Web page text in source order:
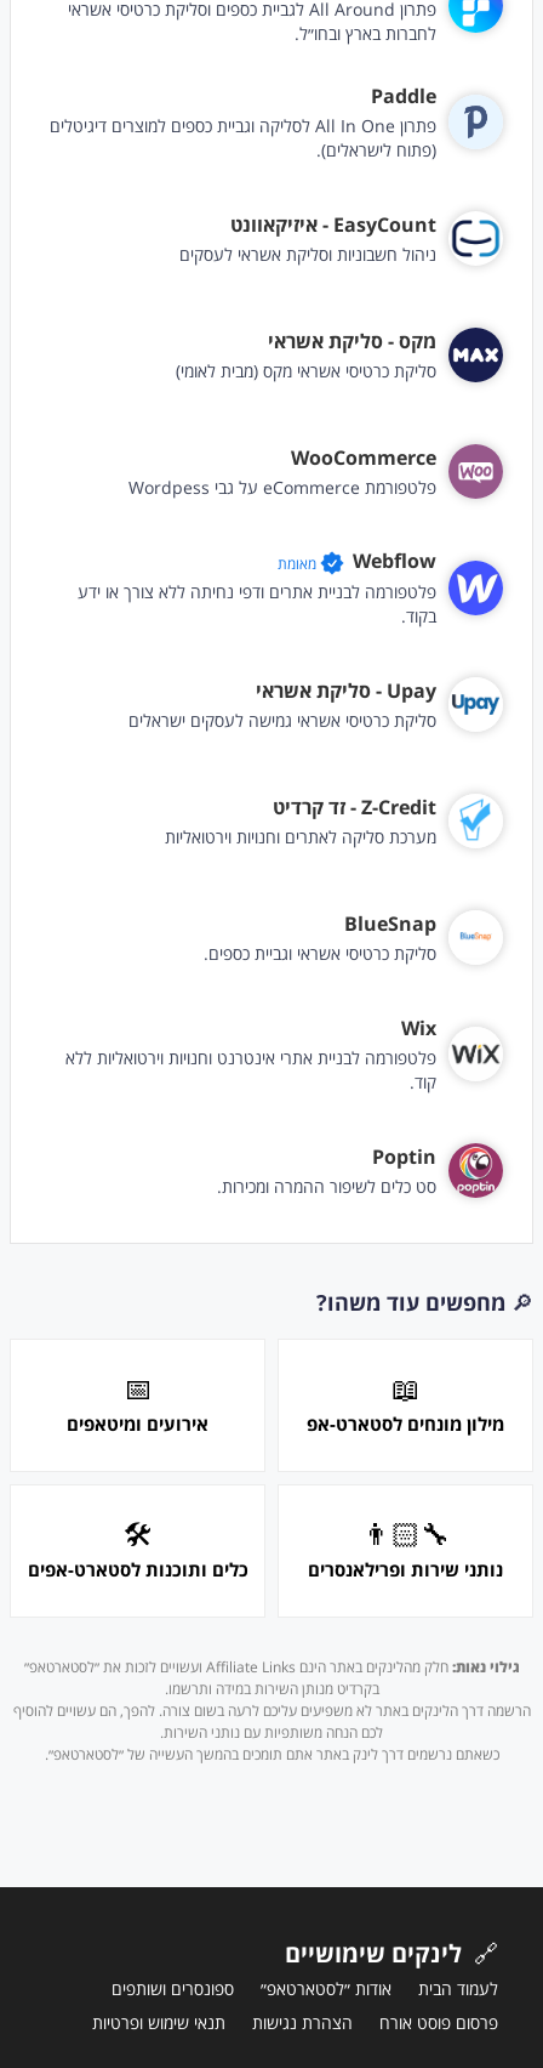
פתרון All Around לגביית כספים וסליקת כרטיסי אשראי
לחברות בארץ ובחו״ל.
Paddle
פתרון All In One לסליקה וגביית כספים למוצרים דיגיטלים
(פתוח לישראלים).
EasyCount - איזיקאוונט
ניהול חשבוניות וסליקת אשראי לעסקים
מקס - סליקת אשראי
סליקת כרטיסי אשראי מקס (מבית לאומי)
WooCommerce
פלטפורמת eCommerce על גבי Wordpess
Webflow מאומת
פלטפורמה לבניית אתרים ודפי נחיתה ללא צורך או ידע
בקוד.
Upay - סליקת אשראי
סליקת כרטיסי אשראי גמישה לעסקים ישראלים
Z-Credit - זד קרדיט
מערכת סליקה לאתרים וחנויות וירטואליות
BlueSnap
סליקת כרטיסי אשראי וגביית כספים.
Wix
פלטפורמה לבניית אתרי אינטרנט וחנויות וירטואליות ללא
קוד.
Poptin
סט כלים לשיפור ההמרה ומכירות.
🔎 מחפשים עוד משהו?
📖
מילון מונחים לסטארט-אפ
📅
אירועים ומיטאפים
👨🏻‍🔧
נותני שירות ופרילאנסרים
🛠
כלים ותוכנות לסטארט-אפים
גילוי נאות:
חלק מהלינקים באתר הינם Affiliate Links ועשויים לזכות את ״לסטארטאפ״
בקרדיט מנותן השירות במידה ותרשמו.
הרשמה דרך הלינקים באתר לא משפיעים עליכם לרעה בשום צורה. להפך, הם עשויים להוסיף
לכם הנחה משותפיות עם נותני השירות.
כשאתם נרשמים דרך לינק באתר אתם תומכים בהמשך העשייה של ״לסטארטאפ״.
🔗 לינקים שימושיים
לעמוד הבית אודות ״לסטארטאפ״
ספונסרים ושותפים
פרסום פוסט אורח
הצהרת נגישות תנאי שימוש ופרטיות